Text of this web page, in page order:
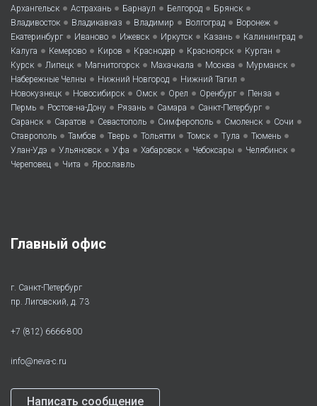
Архангельск • Астрахань • Барнаул • Белгород • Брянск •
Владивосток • Владикавказ • Владимир • Волгоград • Воронеж •
Екатеринбург • Иваново • Ижевск • Иркутск • Казань • Калининград •
Калуга • Кемерово • Киров • Краснодар • Красноярск • Курган •
Курск • Липецк • Магнитогорск • Махачкала • Москва • Мурманск •
Набережные Челны • Нижний Новгород • Нижний Тагил •
Новокузнецк • Новосибирск • Омск • Орел • Оренбург • Пенза •
Пермь • Ростов-на-Дону • Рязань • Самара • Санкт-Петербург •
Саранск • Саратов • Севастополь • Симферополь • Смоленск • Сочи •
Ставрополь • Тамбов • Тверь • Тольятти • Томск • Тула • Тюмень •
Улан-Удэ • Ульяновск • Уфа • Хабаровск • Чебоксары • Челябинск •
Череповец • Чита • Ярославль
Главный офис
г. Санкт-Петербург
пр. Лиговский, д. 73
+7 (812) 6666-800
info@neva-c.ru
Написать сообщение